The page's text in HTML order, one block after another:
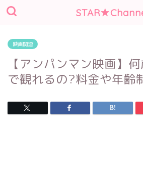
映画関連
【アンパンマン映画】
で観れるの?料金や年齢